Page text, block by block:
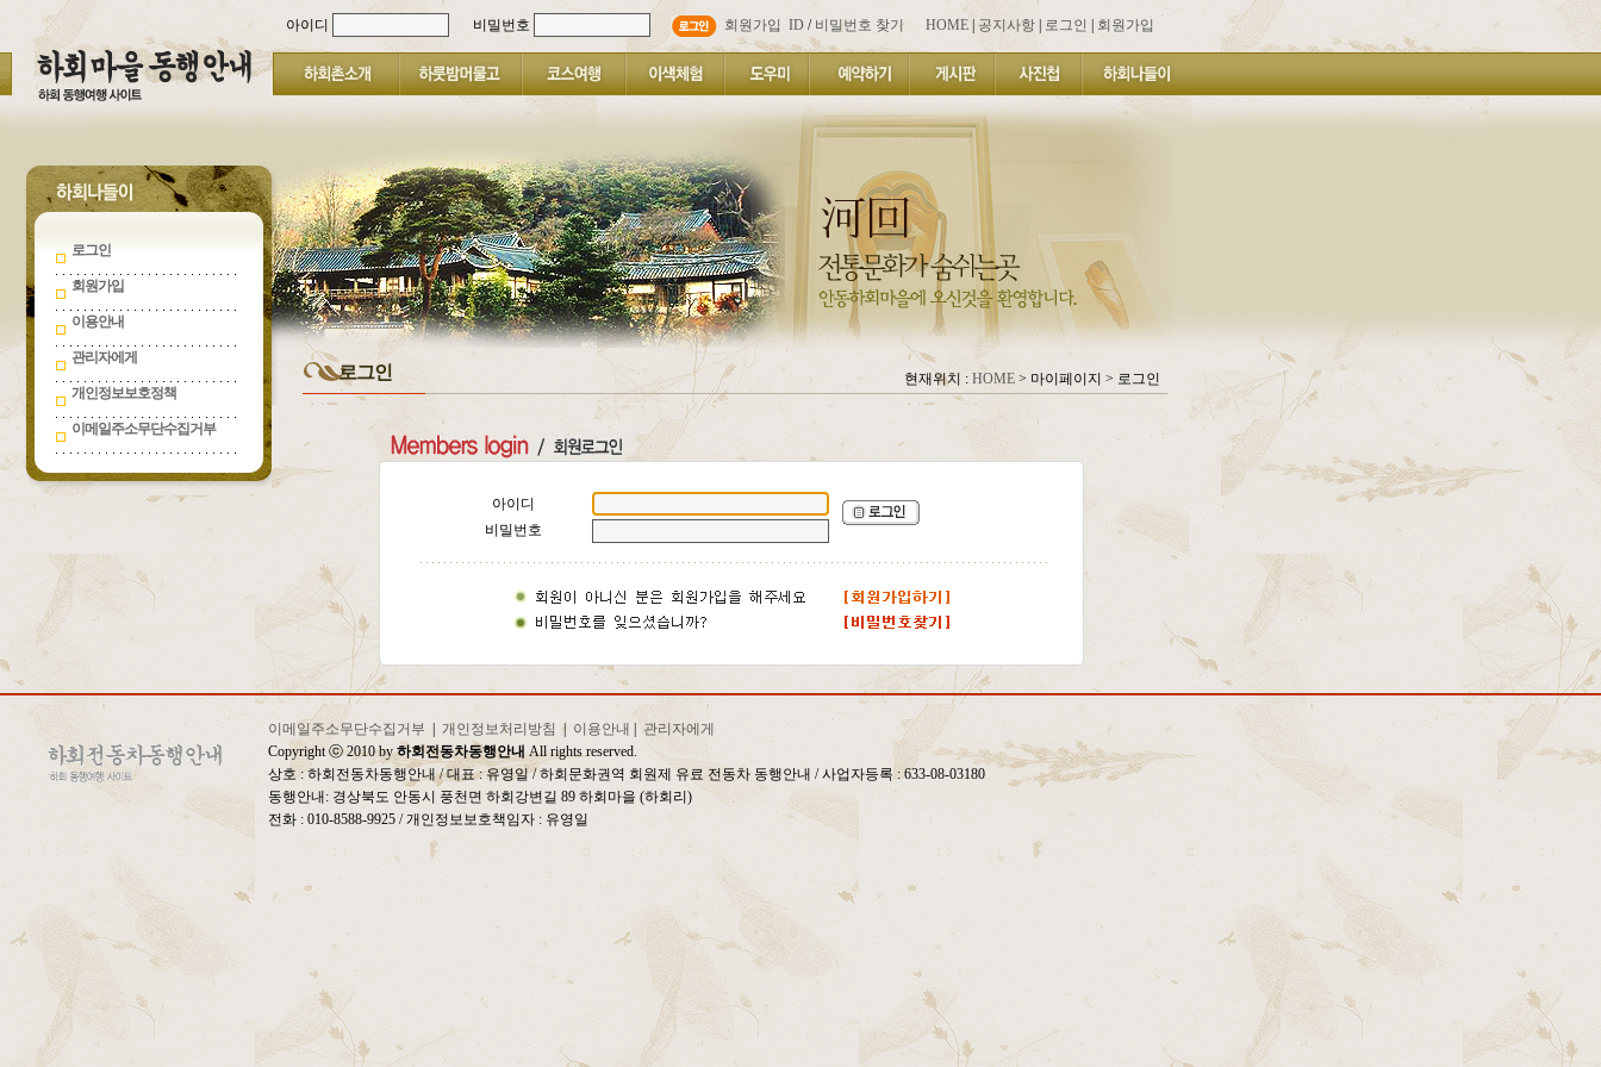
로그인
회원가입
이용안내
관리자에게
개인정보보호정책
이메일주소무단수집거부
아이디 비밀번호 회원가입 ID / 비밀번호 찾기 HOME 공지사항 로그인 회원가입
로그인 현재위치 : HOME> 마이페이지 > 로그인
아이디
비밀번호
이메일주소무단수집거부 개인정보처리방침 | 이용안내
관리자에게
Copyright ⓒ 2010 by하회전동차동행안내All rights reserved.
상호 : 하회전동차동행안내 / 대표 : 유영일 / 하회문화권역 회원제 유료 전동차 동행안내 / 사업자등록 : 633-08-03180
동행안내: 경상북도 안동시 풍천면 하회강변길 89 하회마을 (하회리)
전화 : 010-8588-9925 / 개인정보보호책임자 : 유영일